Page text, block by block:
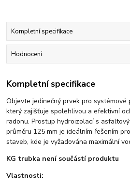
Kompletní specifikace
Hodnocení
Kompletní specifikace
Objevte jedinečný prvek pro systémové
který zajišťuje spolehlivou a efektivní
radonu. Prostup hydroizolací s
průměru 125 mm je ideálním řešením
staveb, kde je vyžadována maximální
KG trubka není součástí produktu
Vlastnosti: